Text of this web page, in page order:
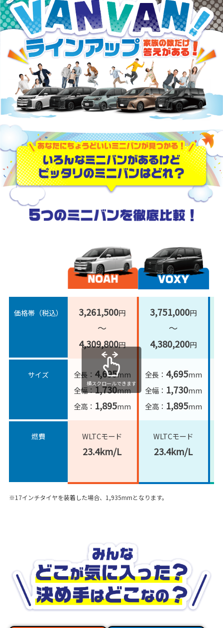
が
あ
る！
5
徹
ア
N
O
A
ォ
ク
シ
ー
O
X
Y
価格帯（税込） 3,261,500円
～
4,309,800円
3,751,000円
～
4,380,200円
サイズ 全長： 4,695mm
全幅： 1,730mm
全高： 1,895mm
全長： 4,695mm
全幅： 1,730mm
全高： 1,895mm
燃費 WLTCモード
23.4km/L
WLTCモード
23.4km/L
横スクロールできます
※17インチタイヤを装着した場合、1,935mmとなります。
な
ど